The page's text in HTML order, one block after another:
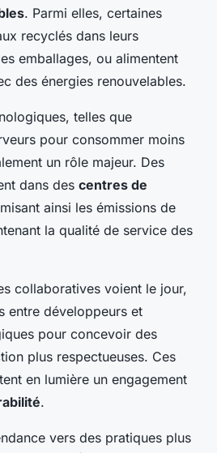
. Parmi elles, certaines
recyclés dans leurs
emballages, ou alimentent
des énergies renouvelables.
telles que
pour consommer moins
un rôle majeur. Des
dans des centres de
ainsi les émissions de
la qualité de service des
collaboratives voient le jour,
entre développeurs et
pour concevoir des
plus respectueuses. Ces
en lumière un engagement
.
vers des pratiques plus